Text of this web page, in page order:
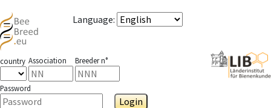
Language:
country Association Breeder n°
Password
Login